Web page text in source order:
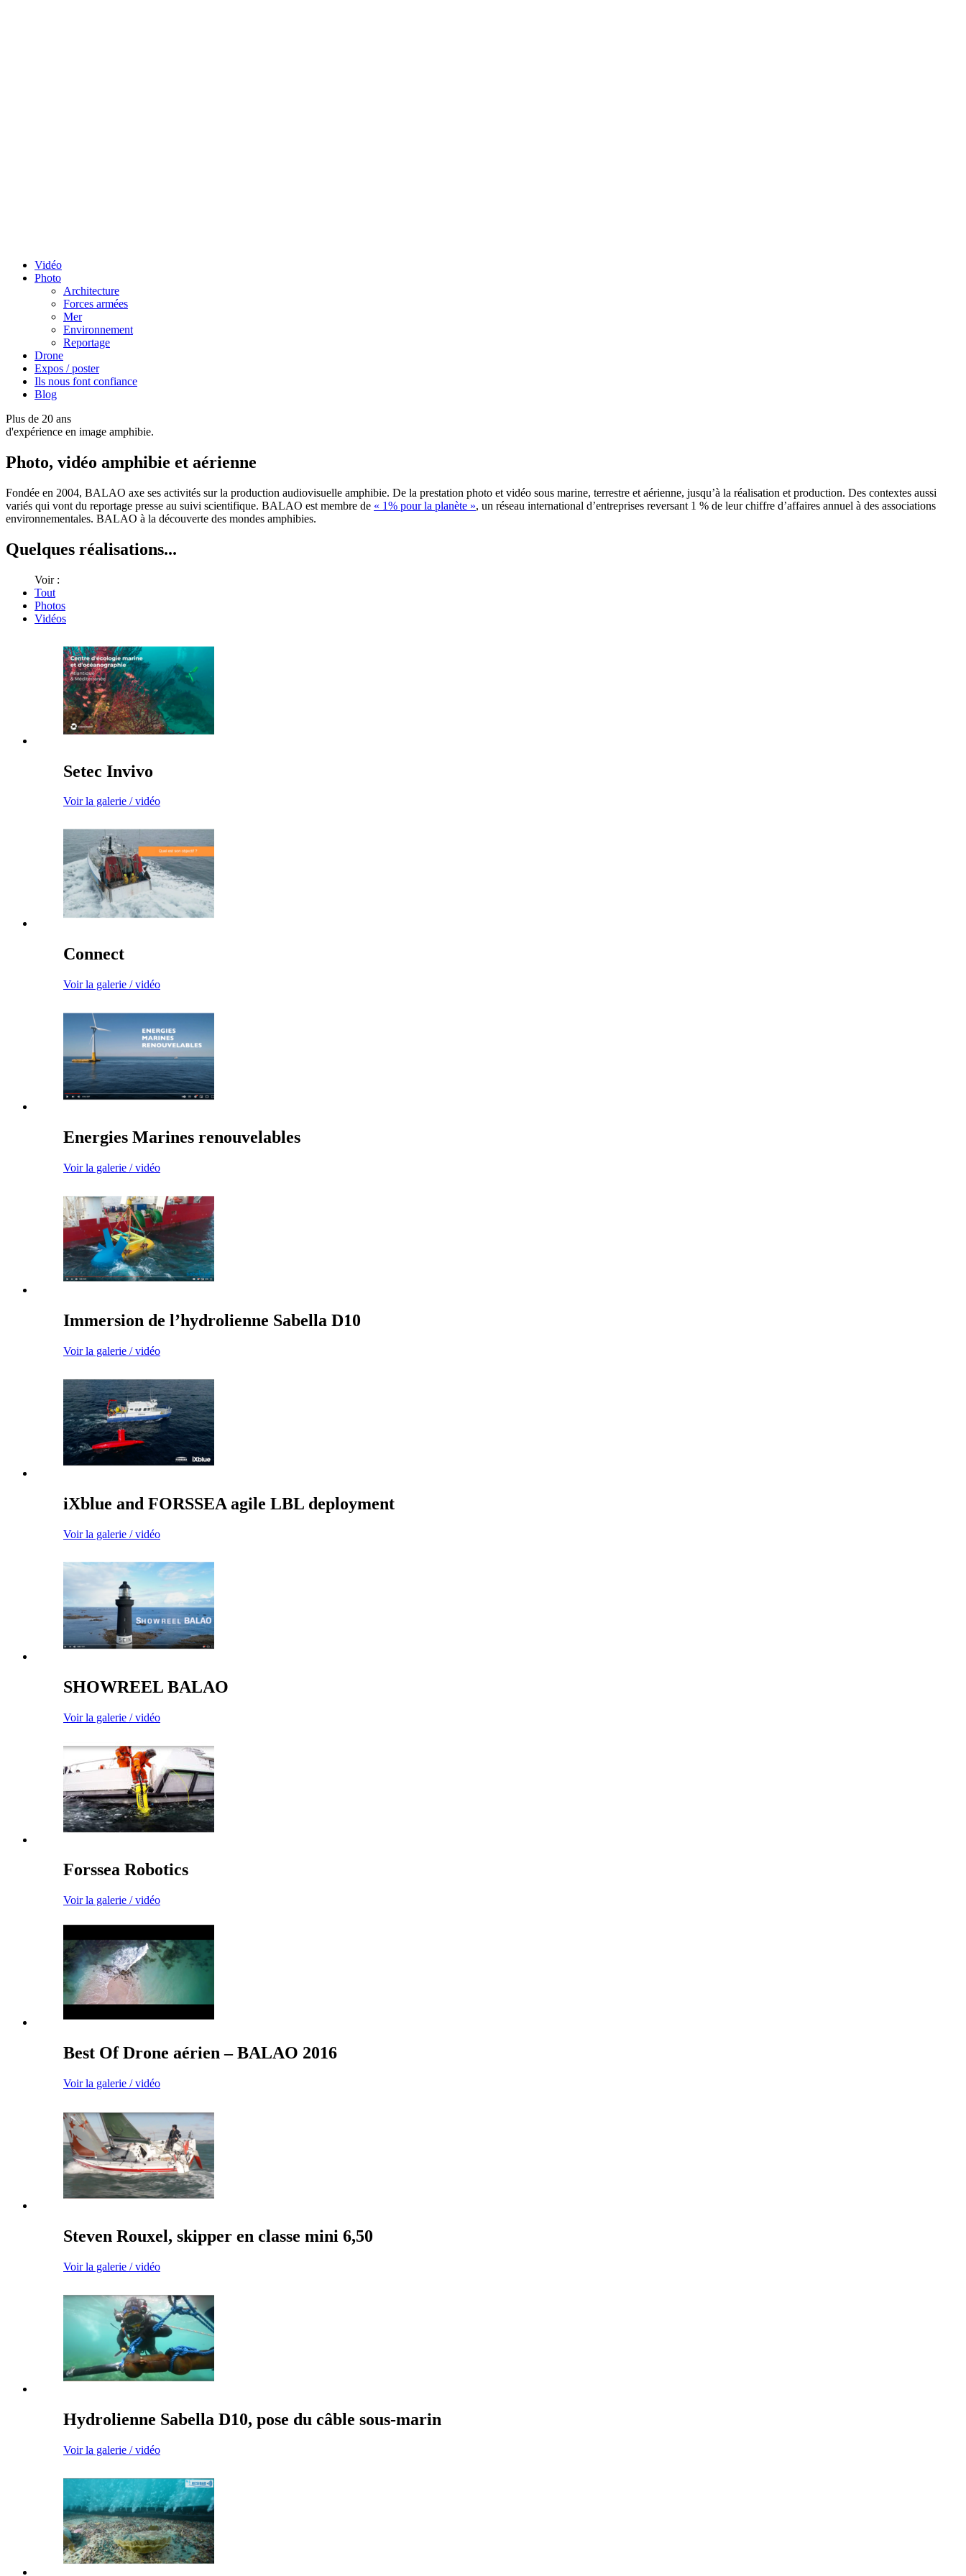
Vidéo
Photo
Architecture
Forces armées
Mer
Environnement
Reportage
Drone
Expos / poster
Ils nous font confiance
Blog
Plus de 20 ans
d'expérience en image amphibie.
Photo, vidéo amphibie et aérienne
Fondée en 2004, BALAO axe ses activités sur la production audiovisuelle amphibie. De la prestation photo et vidéo sous marine, terrestre et aérienne, jusqu’à la réalisation et production. Des contextes aussi
variés qui vont du reportage presse au suivi scientifique. BALAO est membre de « 1% pour la planète », un réseau international d’entreprises reversant 1 % de leur chiffre d’affaires annuel à des associations
environnementales. BALAO à la découverte des mondes amphibies.
Quelques réalisations...
Voir :
Tout
Photos
Vidéos
Setec Invivo
Voir la galerie / vidéo
Connect
Voir la galerie / vidéo
Energies Marines renouvelables
Voir la galerie / vidéo
Immersion de l’hydrolienne Sabella D10
Voir la galerie / vidéo
iXblue and FORSSEA agile LBL deployment
Voir la galerie / vidéo
SHOWREEL BALAO
Voir la galerie / vidéo
Forssea Robotics
Voir la galerie / vidéo
Best Of Drone aérien – BALAO 2016
Voir la galerie / vidéo
Steven Rouxel, skipper en classe mini 6,50
Voir la galerie / vidéo
Hydrolienne Sabella D10, pose du câble sous-marin
Voir la galerie / vidéo